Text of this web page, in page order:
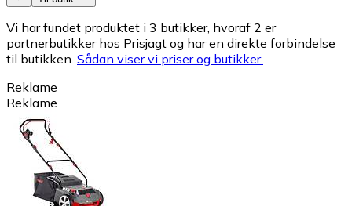
Vi har fundet produktet i 3 butikker, hvoraf 2 er
partnerbutikker hos Prisjagt og har en direkte forbindelse
til butikken. Sådan viser vi priser og butikker.
Reklame
Reklame